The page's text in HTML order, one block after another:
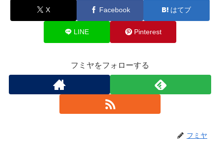
X Facebook はてブ
LINE Pinterest
フミヤをフォローする
フミヤ